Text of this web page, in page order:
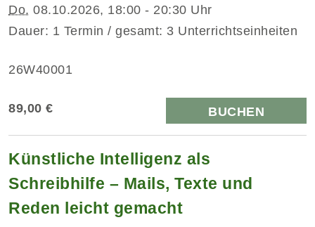
Do. 08.10.2026, 18:00 - 20:30 Uhr
Dauer: 1 Termin / gesamt: 3 Unterrichtseinheiten
26W40001
89,00 € BUCHEN
Künstliche Intelligenz als
Schreibhilfe – Mails, Texte und
Reden leicht gemacht